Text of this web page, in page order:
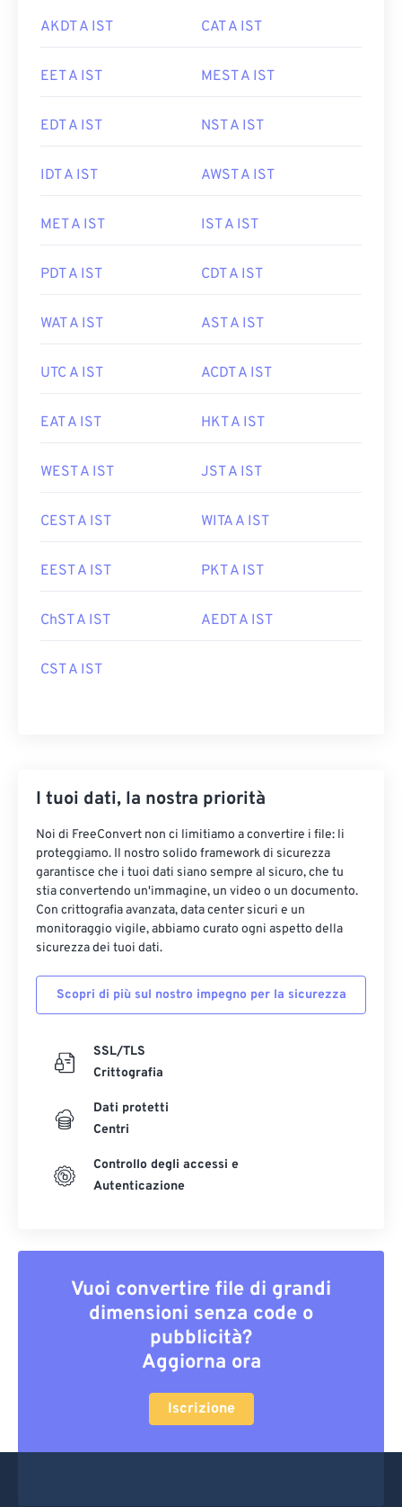
AKDT A IST CAT A IST
EET A IST MEST A IST
EDT A IST NST A IST
IDT A IST AWST A IST
MET A IST IST A IST
PDT A IST CDT A IST
WAT A IST AST A IST
UTC A IST ACDT A IST
EAT A IST HKT A IST
WEST A IST JST A IST
CEST A IST WITA A IST
EEST A IST PKT A IST
ChST A IST AEDT A IST
CST A IST
I tuoi dati, la nostra priorità
Noi di FreeConvert non ci limitiamo a convertire i file: li
proteggiamo. Il nostro solido framework di sicurezza
garantisce che i tuoi dati siano sempre al sicuro, che tu
stia convertendo un'immagine, un video o un documento.
Con crittografia avanzata, data center sicuri e un
monitoraggio vigile, abbiamo curato ogni aspetto della
sicurezza dei tuoi dati.
Scopri di più sul nostro impegno per la sicurezza
SSL/TLS
Crittografia
Dati protetti
Centri
Controllo degli accessi e
Autenticazione
Vuoi convertire file di grandi
dimensioni senza code o
pubblicità?
Aggiorna ora
Iscrizione